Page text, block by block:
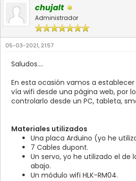
chujalt
Administrador
05-03-2021, 21:57
Saludos....
En esta ocasión vamos a
vía wifi desde una página web, por
controlarlo desde un PC, tableta,
Materiales utilizados
Una placa Arduino (yo he
7 Cables dupont.
Un servo, yo he utilizado el de
abajo.
Un módulo wifi HLK-RM04.